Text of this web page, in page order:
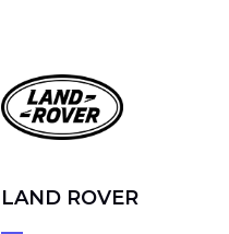
LAND ROVER